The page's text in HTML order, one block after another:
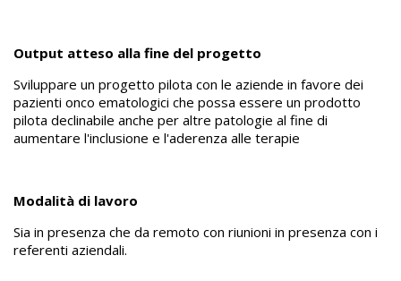
Output atteso alla fine del progetto
Sviluppare un progetto pilota con le aziende in favore dei
pazienti onco ematologici che possa essere un prodotto
pilota declinabile anche per altre patologie al fine di
aumentare l'inclusione e l'aderenza alle terapie
Modalità di lavoro
Sia in presenza che da remoto con riunioni in presenza con i
referenti aziendali.